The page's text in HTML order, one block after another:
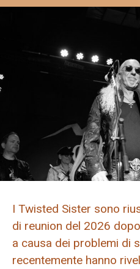
I Twisted Sister sono
di reunion del 2026
a causa dei problemi di
recentemente hanno